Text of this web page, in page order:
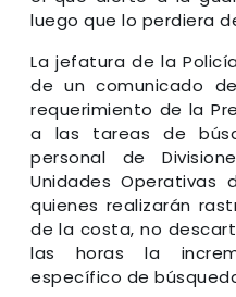
luego que lo perdiera
La jefatura de la
de un comunicado
requerimiento de la
a las tareas de
personal de
Unidades Operativas
quienes realizarán
de la costa, no
las horas la
específico de